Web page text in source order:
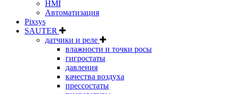
HMI
Автоматизация
Pixsys
SAUTER
датчики и реле
влажности и точки росы
гигростаты
давления
качества воздуха
прессостаты